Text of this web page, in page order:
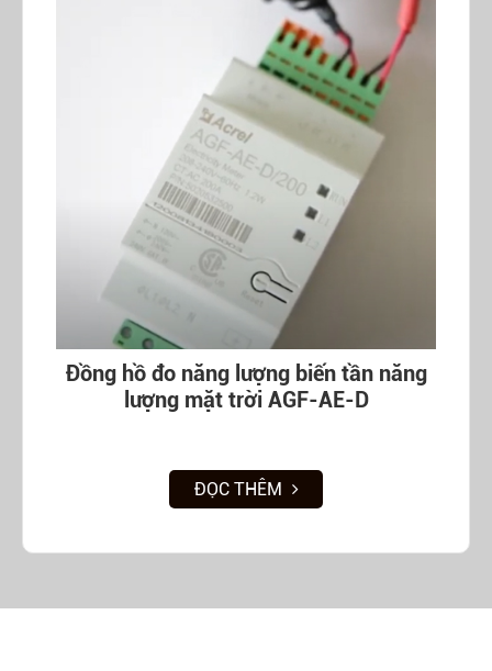
Đồng hồ đo năng lượng biến tần năng
lượng mặt trời AGF-AE-D
ĐỌC THÊM